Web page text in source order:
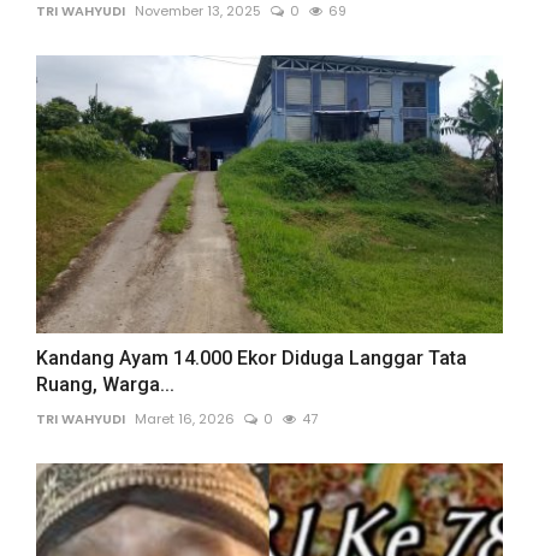
TRI WAHYUDI November 13, 2025 0 69
Kandang Ayam 14.000 Ekor Diduga Langgar Tata
Ruang, Warga...
TRI WAHYUDI Maret 16, 2026 0 47